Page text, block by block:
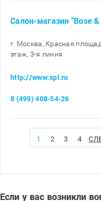
Салон-магазин "Bose &
г. Москва, Красная
этаж, 3-я линия
http://www.spl.ru
8 (499) 408-54-26
1 2 3 4
Если у вас возникли